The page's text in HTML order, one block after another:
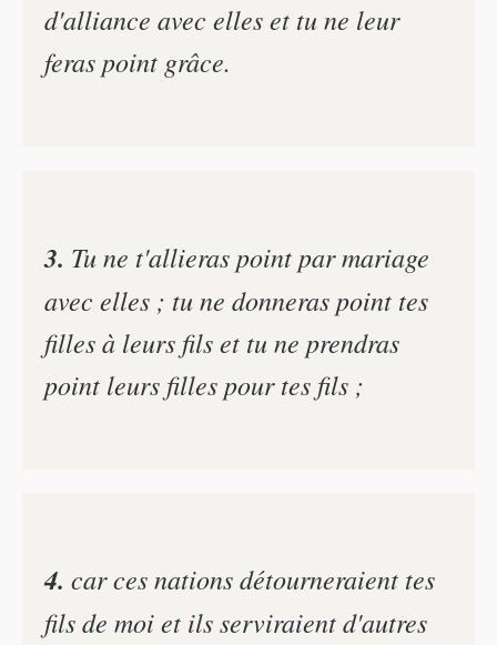
d'alliance avec elles et tu ne leur
feras point grâce.
3. Tu ne t'allieras point par mariage
avec elles ; tu ne donneras point tes
filles à leurs fils et tu ne prendras
point leurs filles pour tes fils ;
4. car ces nations détourneraient tes
fils de moi et ils serviraient d'autres